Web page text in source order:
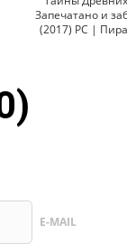
Запечатано и
(2017) PC |
E-MAIL